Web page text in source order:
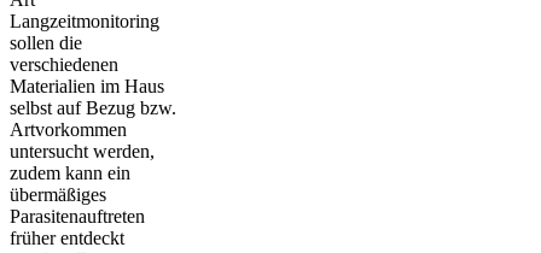
Langzeitmonitoring
sollen die
verschiedenen
Materialien im Haus
selbst auf Bezug bzw.
Artvorkommen
untersucht werden,
zudem kann ein
übermäßiges
Parasitenauftreten
früher entdeckt